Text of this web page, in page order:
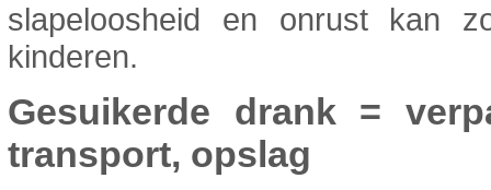
slapeloosheid en onrust kan
kinderen.
Gesuikerde drank =
transport, opslag